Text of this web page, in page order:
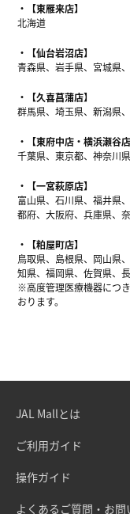
【東雁来店】
北海道
【仙台岩沼店】
青森県、岩手県、宮城県
【久喜菖蒲店】
群馬県、埼玉県、新潟県
【東府中店・横浜瀬谷店
千葉県、東京都、神奈川
【一宮萩原店】
富山県、石川県、福井県
都府、大阪府、兵庫県、
【粕屋町店】
鳥取県、島根県、岡山県
知県、福岡県、佐賀県、
※高度管理医療機器につ
おります。
JAL Mallとは
ご利用ガイド
操作ガイド
よくあるご質問・お問